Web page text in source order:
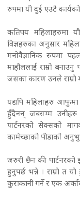
रुपमा यी दुई एउटै
कतिपय महिलाहरुमा
विज्ञहरुका अनुसार
मनोवैज्ञानिक रुपमा
माहौललाई राम्रो
जसका कारण उनले राम्रो
यद्यपि महिलाहरु
हुँदैनन् जबसम्म उनीहरु
पार्टनरको सेक्सको
कामेच्छाको पीडाको
जरुरी छैन की पार्टनरको
हुनुपर्छ भन्ने । राम्रो त
कुराकानी गर्ने र एक